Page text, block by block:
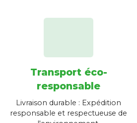
Transport éco-
responsable
Livraison durable : Expédition
responsable et respectueuse de